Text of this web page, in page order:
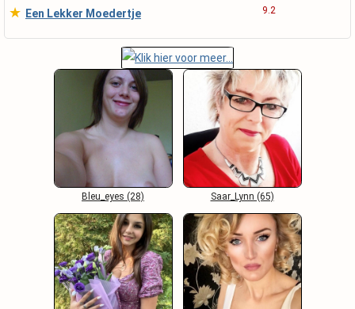
★ Een Lekker Moedertje 9.2
Bleu_eyes (28) Saar_Lynn (65)